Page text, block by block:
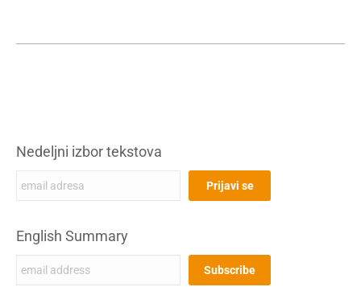
Nedeljni izbor tekstova
English Summary